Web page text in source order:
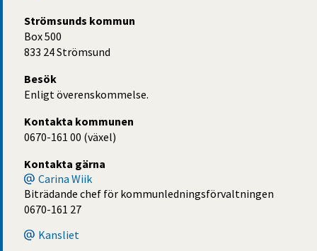
Strömsunds kommun
Box 500
833 24 Strömsund
Besök
Enligt överenskommelse.
Kontakta kommunen
0670-161 00 (växel)
Kontakta gärna
Carina Wiik
Biträdande chef för kommunledningsförvaltningen
0670-161 27
Kansliet